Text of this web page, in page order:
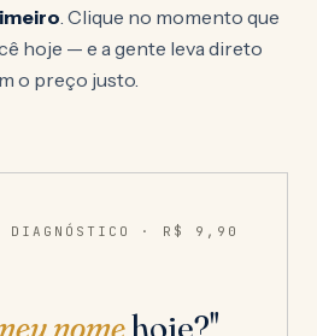
. Clique no momento que
hoje — e a gente leva direto
o preço justo.
DIAGNÓSTICO · R$ 9,90
nomehoje?"